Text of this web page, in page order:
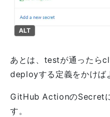
ALT
あとは、testが通ったら
deployする定義をかけば
GitHub ActionのSecret
す。